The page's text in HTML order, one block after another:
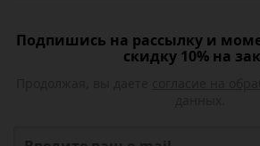
Подпишись на рассылку и
скидку 10% на